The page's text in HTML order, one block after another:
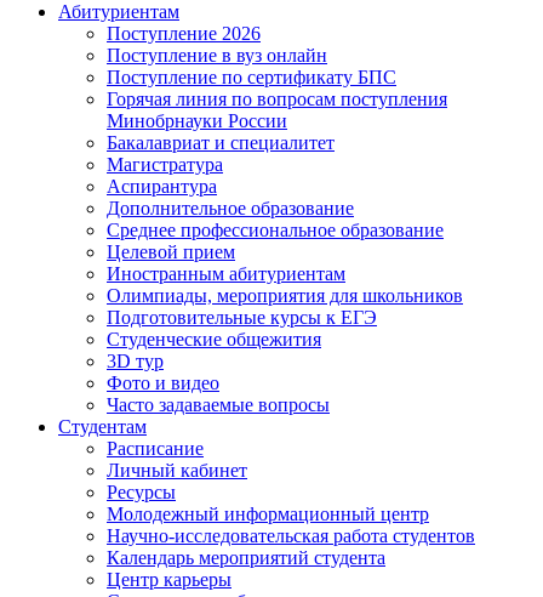
Абитуриентам
Поступление 2026
Поступление в вуз онлайн
Поступление по сертификату БПС
Горячая линия по вопросам поступления
Минобрнауки России
Бакалавриат и специалитет
Магистратура
Аспирантура
Дополнительное образование
Среднее профессиональное образование
Целевой прием
Иностранным абитуриентам
Олимпиады, мероприятия для школьников
Подготовительные курсы к ЕГЭ
Студенческие общежития
3D тур
Фото и видео
Часто задаваемые вопросы
Студентам
Расписание
Личный кабинет
Ресурсы
Молодежный информационный центр
Научно-исследовательская работа студентов
Календарь мероприятий студента
Центр карьеры